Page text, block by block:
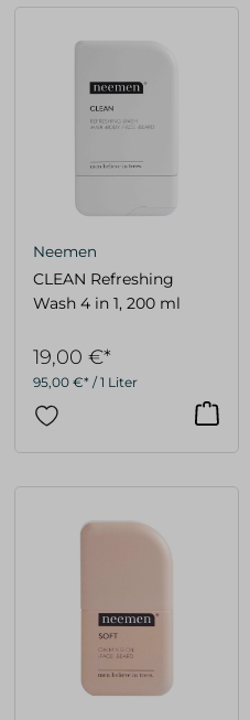
Neemen
CLEAN Refreshing
Wash 4 in 1, 200 ml
95,00 €* / 1 Liter
19,00 €*